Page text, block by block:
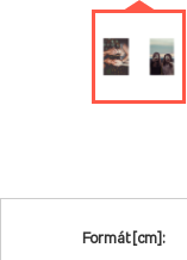
Formát [cm]: